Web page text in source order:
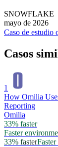
SNOWFLAKE
mayo de 2026
Caso de estudio
Casos
1
How Omilia
Reporting
Omilia
33% faster
Faster
33% faster